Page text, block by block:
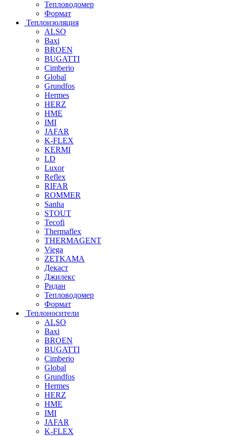
Тепловодомер
Формат
Теплоизоляция
ALSO
Baxi
BROEN
BUGATTI
Cimberio
Global
Grundfos
Hermes
HERZ
HME
IMI
JAFAR
K-FLEX
KERMI
LD
Luxor
Reflex
RIFAR
ROMMER
Sanha
STOUT
Tecofi
Thermaflex
THERMAGENT
Viega
ZETKAMA
Декаст
Джилекс
Ридан
Тепловодомер
Формат
Теплоносители
ALSO
Baxi
BROEN
BUGATTI
Cimberio
Global
Grundfos
Hermes
HERZ
HME
IMI
JAFAR
K-FLEX